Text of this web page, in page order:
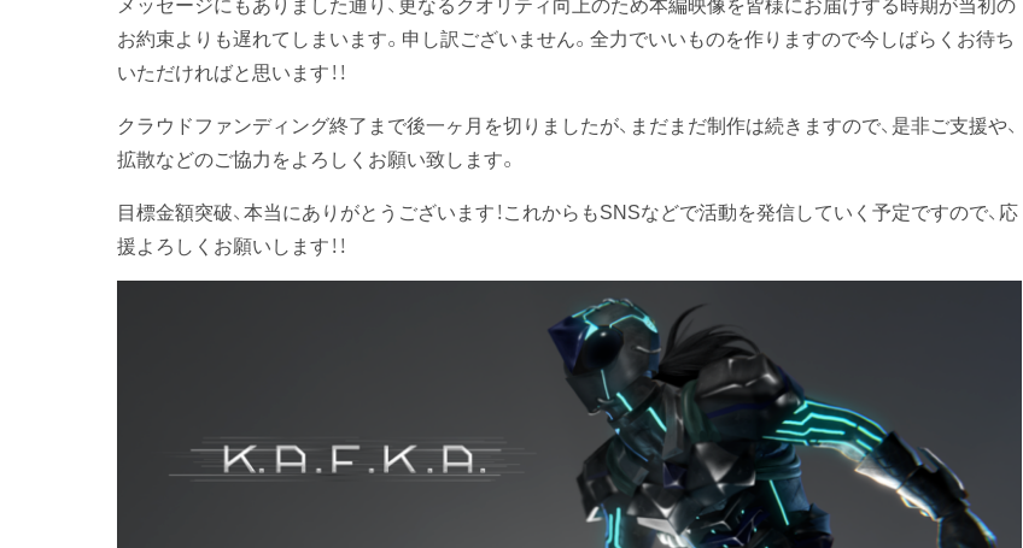
お約束よりも遅れてしまいます。申し訳ございません。全力でいいものを作りますので今しばらくお待ち
いただければと思います！！
クラウドファンディング終了まで後一ヶ月を切りましたが、まだまだ制作は続きますので、是非ご支援や、
拡散などのご協力をよろしくお願い致します。
目標金額突破、本当にありがとうございます！これからもSNSなどで活動を発信していく予定ですので、応
援よろしくお願いします！！